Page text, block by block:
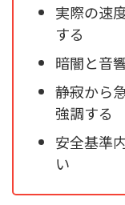
実際の速
する
暗闇と音
静寂から
強調する
安全基準
い